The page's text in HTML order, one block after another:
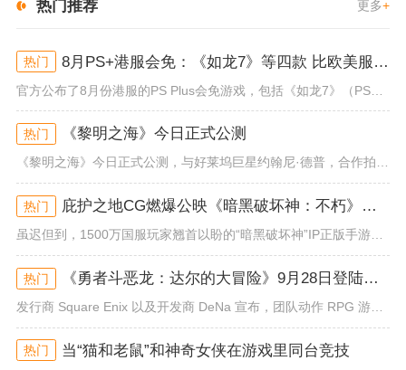
热门推荐 更多+
热门 8月PS+港服会免：《如龙7》等四款 比欧美服多一款
官方公布了8月份港服的PS Plus会免游戏，包括《如龙7》（PS4/PS5）、《小小梦魇》（PS4）、《托尼霍克职业滑...
热门 《黎明之海》今日正式公测
《黎明之海》今日正式公测，与好莱坞巨星约翰尼·德普，合作拍摄的宣传短片《冒险者的游戏》同步上线！沉浸式环球之旅 打造属于...
热门 庇护之地CG燃爆公映《暗黑破坏神：不朽》今日全平台上线
虽迟但到，1500万国服玩家翘首以盼的“暗黑破坏神”IP正版手游《暗黑破坏神：不朽》已于今日全平台上线！动作RPG王者再...
热门 《勇者斗恶龙：达尔的大冒险》9月28日登陆苹果谷歌应用商店
发行商 Square Enix 以及开发商 DeNa 宣布，团队动作 RPG 游戏《勇者斗恶龙：达尔的大冒险 魂之绊》将...
热门 当“猫和老鼠”和神奇女侠在游戏里同台竞技